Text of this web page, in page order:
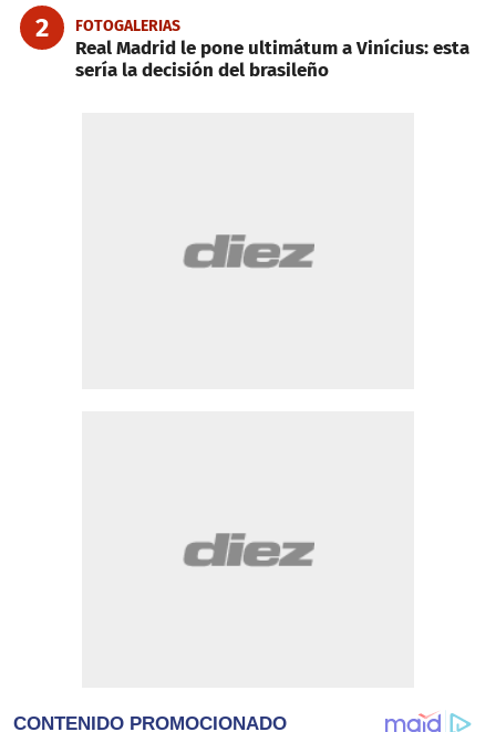
2 FOTOGALERIAS
Real Madrid le pone ultimátum a Vinícius: esta
sería la decisión del brasileño